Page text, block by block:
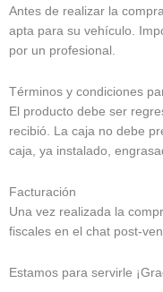
Antes de realizar la
apta para su vehículo.
por un profesional.
Términos y condiciones
El producto debe ser
recibió. La caja no debe
caja, ya instalado,
Facturación
Una vez realizada la
fiscales en el chat post-
Estamos para servirle